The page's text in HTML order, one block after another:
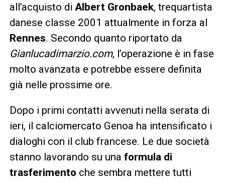
all’acquisto di Albert Gronbaek, trequartista
danese classe 2001 attualmente in forza al
Rennes. Secondo quanto riportato da
Gianlucadimarzio.com, l’operazione è in fase
molto avanzata e potrebbe essere definita
già nelle prossime ore.
Dopo i primi contatti avvenuti nella serata di
ieri, il calciomercato Genoa ha intensificato i
dialoghi con il club francese. Le due società
stanno lavorando su una formula di
trasferimento che sembra mettere tutti